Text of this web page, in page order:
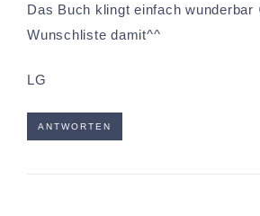
Das Buch klingt einfach wunderbar
Wunschliste damit^^
LG
ANTWORTEN